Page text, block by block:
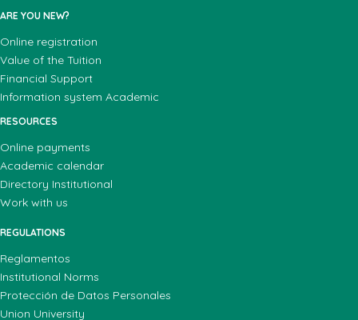
ARE YOU NEW?
Online registration
Value of the Tuition
Financial Support
Information system Academic
RESOURCES
Online payments
Academic calendar
Directory Institutional
Work with us
REGULATIONS
Reglamentos
Institutional Norms
Protección de Datos Personales
Union University